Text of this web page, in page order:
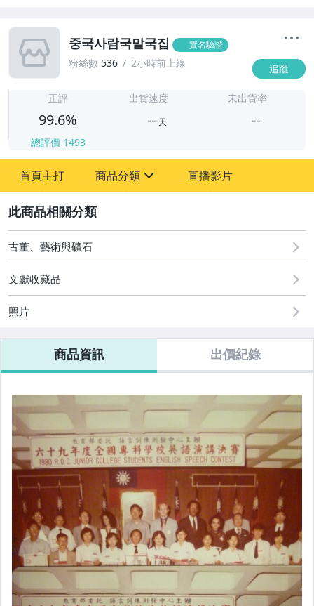
중국사람국말국집 實名驗證
粉絲數 536 2小時前上線 追蹤
正評
99.6%
總評價 1493
出貨速度
-- 天
未出貨率
--
首頁主打 商品分類
古董、藝術與礦石
玩具、模型與公仔
直播影片
古董、藝術與礦石
文獻收藏品
照片
商品資訊 出價紀錄